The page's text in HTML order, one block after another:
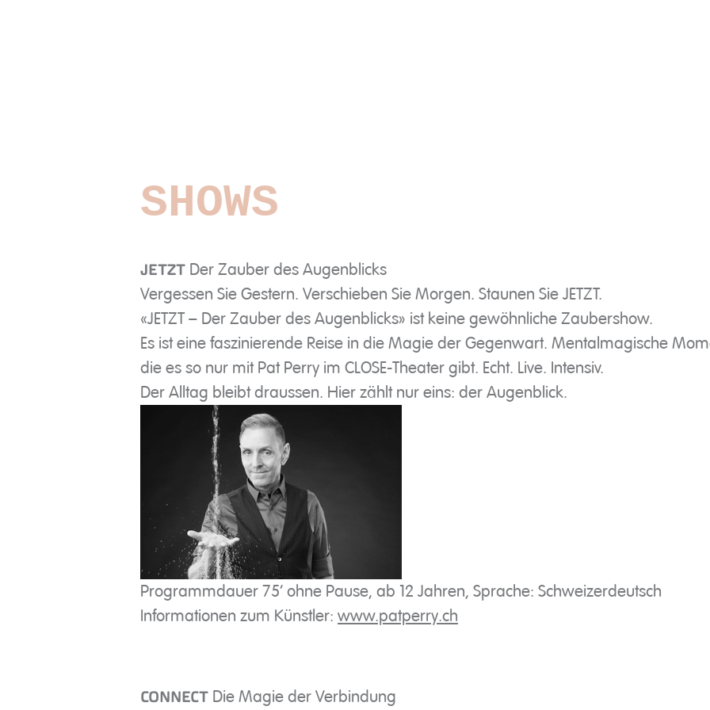
SHOWS
JETZT Der Zauber des Augenblicks
Vergessen Sie Gestern. Verschieben Sie Morgen. Staunen Sie JETZT.
«JETZT – Der Zauber des Augenblicks» ist keine gewöhnliche Zaubershow.
Es ist eine faszinierende Reise in die Magie der Gegenwart. Mentalmagische
die es so nur mit Pat Perry im CLOSE-Theater gibt. Echt. Live. Intensiv.
Der Alltag bleibt draussen. Hier zählt nur eins: der Augenblick.
Programmdauer 75‘ ohne Pause, ab 12 Jahren, Sprache: Schweizerdeutsch
Informationen zum Künstler: www.patperry.ch
CONNECT Die Magie der Verbindung